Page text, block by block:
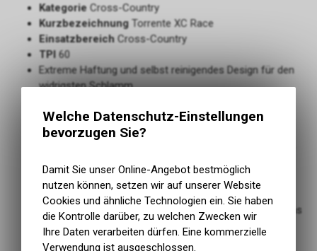
KategorieCross-Country
Kurzbezeichnung Torrente XC Race
EinsatzbereichCross-Country
TPI60
Extreme Haftung und selbst reinigendes Design für den
widrigsten Schlamm
schlammigsten Bedingungen dank des großzügigen
Profilabstands, der sich bei jeder Umdrehung reinigt
abwechselnde Mittelrippe, die Rollwirkung und scharfe
Traktionskanten in Einklang bringt
Sichere Kontrolle auf nassen Wurzeln und Felsen dank
eines fortschreitenden Oberflächenlamellenmusters, das
die Haftung verbessert und einen vorhersehbaren
Rückstoss gewährleistet
Welche Datenschutz-Einstellungen
bevorzugen Sie?
Damit Sie unser Online-Angebot bestmöglich
nutzen können, setzen wir auf unserer Website
Cookies und ähnliche Technologien ein. Sie haben
die Kontrolle darüber, zu welchen Zwecken wir
Ihre Daten verarbeiten dürfen. Eine kommerzielle
Verwendung ist ausgeschlossen.